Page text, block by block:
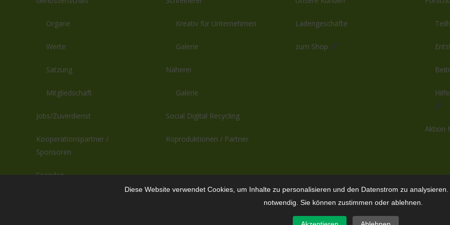
Organe
Werte
Satzung
Mitgliedschaft
Jobs/Zuverdienst
Kooperationspartner /
Sponsoren
Spenden
Kreativ für Unternehmen
Galerie
Näherei
Galerie
Social Digital Recycling
Koproduktionen / Partner
Ladengeschäfte
zum Shop
Aktion
Diese Website verwendet Cookies, um Inhalte zu personalisieren und den Datenstrom zu
notwendig. Sie können zustimmen oder ablehnen.